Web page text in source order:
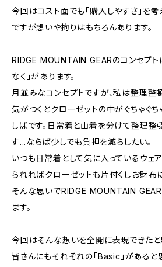
今回はコスト面でも「購入しやすさ」を考
ですが想いや拘りはもちろんあります。
RIDGE MOUNTAIN GEARのコンセプト
なく」があります。
月並みなコンセプトですが、私は整理整
気がつくとクローゼットの中がぐちゃぐ
しばです。日常着と山着を分けて整理整
す...ならば少しでも負担を減らしたい。
いつも日常着として気に入っているウェ
られればクローゼットも片付くしお財布
そんな思いでRIDGE MOUNTAIN
ます。
今回はそんな想いを全開に表現できたと
皆さんにもそれぞれの「Basic」があると